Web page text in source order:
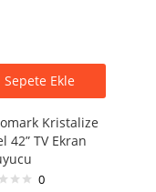
Sepete Ekle
Kristalize
42” TV Ekran
0